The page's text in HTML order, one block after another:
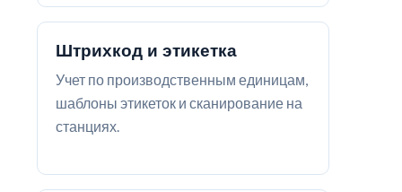
Штрихкод и этикетка
Учет по производственным единицам,
шаблоны этикеток и сканирование на
станциях.